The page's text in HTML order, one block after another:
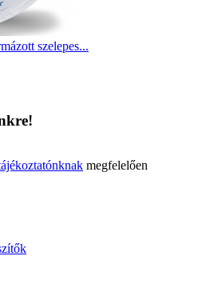
szelepes...
megfelelően